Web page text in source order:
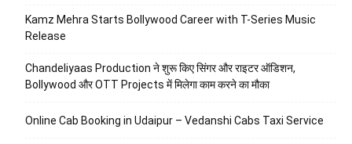
Kamz Mehra Starts Bollywood Career with T-Series Music
Release
Chandeliyaas Production ने शुरू किए सिंगर और राइटर ऑडिशन,
Bollywood और OTT Projects में मिलेगा काम करने का मौका
Online Cab Booking in Udaipur – Vedanshi Cabs Taxi Service